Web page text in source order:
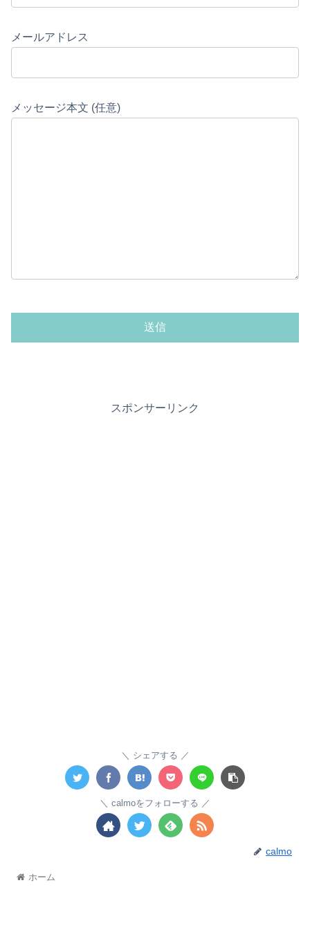
メールアドレス
メッセージ本文 (任意)
スポンサーリンク
シェアする
calmoをフォローする
calmo
ホーム